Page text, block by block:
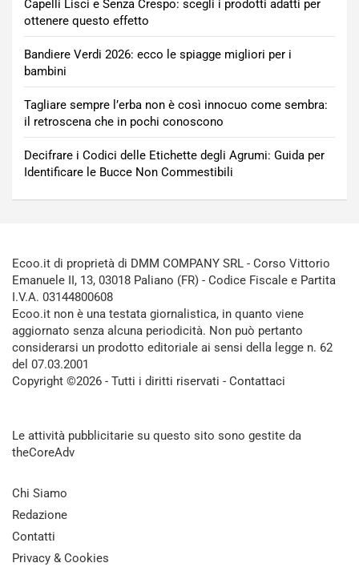
Capelli Lisci e Senza Crespo: scegli i prodotti adatti per
ottenere questo effetto
Bandiere Verdi 2026: ecco le spiagge migliori per i
bambini
Tagliare sempre l’erba non è così innocuo come sembra:
il retroscena che in pochi conoscono
Decifrare i Codici delle Etichette degli Agrumi: Guida per
Identificare le Bucce Non Commestibili
Ecoo.it di proprietà di DMM COMPANY SRL - Corso Vittorio
Emanuele II, 13, 03018 Paliano (FR) - Codice Fiscale e Partita
I.V.A. 03144800608
Ecoo.it non è una testata giornalistica, in quanto viene
aggiornato senza alcuna periodicità. Non può pertanto
considerarsi un prodotto editoriale ai sensi della legge n. 62
del 07.03.2001
Copyright ©2026 - Tutti i diritti riservati - Contattaci
Le attività pubblicitarie su questo sito sono gestite da
theCoreAdv
Chi Siamo
Redazione
Contatti
Privacy & Cookies